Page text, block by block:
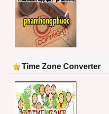
Time Zone Converter